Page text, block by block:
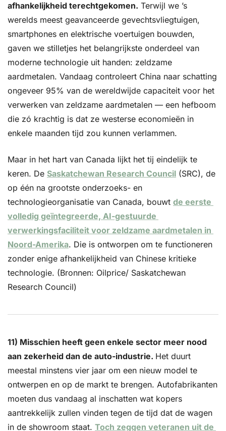
afhankelijkheid terechtgekomen. Terwijl we ’s
werelds meest geavanceerde gevechtsvliegtuigen,
smartphones en elektrische voertuigen bouwden,
gaven we stilletjes het belangrijkste onderdeel van
moderne technologie uit handen: zeldzame
aardmetalen. Vandaag controleert China naar schatting
ongeveer 95% van de wereldwijde capaciteit voor het
verwerken van zeldzame aardmetalen — een hefboom
die zó krachtig is dat ze westerse economieën in
enkele maanden tijd zou kunnen verlammen.
Maar in het hart van Canada lijkt het tij eindelijk te
keren. De Saskatchewan Research Council (SRC), de
op één na grootste onderzoeks- en
technologieorganisatie van Canada, bouwt de eerste
volledig geïntegreerde, AI-gestuurde
verwerkingsfaciliteit voor zeldzame aardmetalen in
Noord-Amerika. Die is ontworpen om te functioneren
zonder enige afhankelijkheid van Chinese kritieke
technologie. (Bronnen: Oilprice/ Saskatchewan
Research Council)
11) Misschien heeft geen enkele sector meer nood
aan zekerheid dan de auto-industrie. Het duurt
meestal minstens vier jaar om een nieuw model te
ontwerpen en op de markt te brengen. Autofabrikanten
moeten dus vandaag al inschatten wat kopers
aantrekkelijk zullen vinden tegen de tijd dat de wagen
in de showroom staat. Toch zeggen veteranen uit de